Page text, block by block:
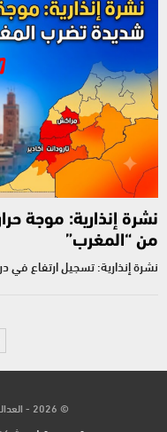
نشرة إنذارية: موجة
من “المغرب”
نشرة إنذارية: تسجيل ارتفاع في
© 2026 - العدالة اليوم. جميع الحقوق محفوظة.